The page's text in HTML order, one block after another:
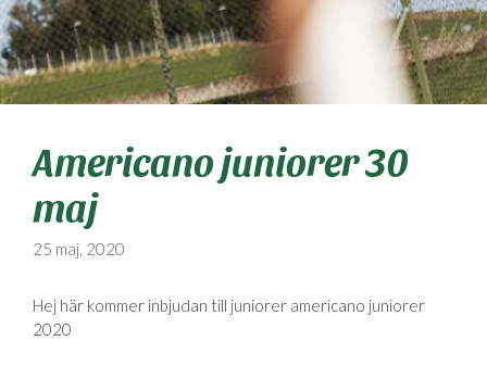
Americano juniorer 30
maj
25 maj, 2020
Hej här kommer inbjudan till juniorer americano juniorer
2020